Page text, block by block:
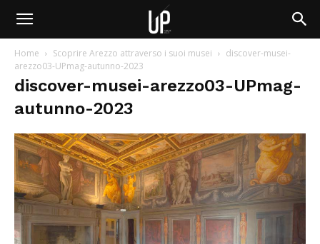
Home Scoprire Arezzo attraverso i suoi musei
discover-musei-
arezzo03-UPmag-autunno-2023
discover-musei-arezzo03-UPmag-
autunno-2023